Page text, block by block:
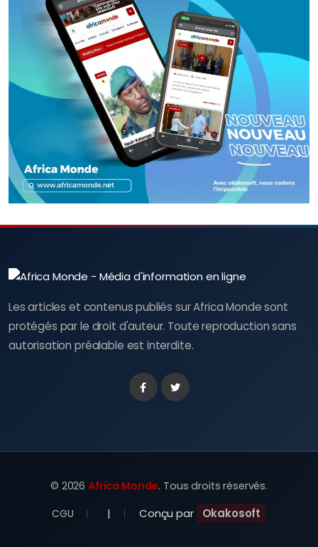
Les articles et contenus publiés sur Africa Monde sont
protégés par le droit d'auteur. Toute reproduction sans
autorisation préalable est interdite.
FacebookTwitter
© 2026 Africa Monde. Tous droits réservés.
CGU | Conçu par Okakosoft